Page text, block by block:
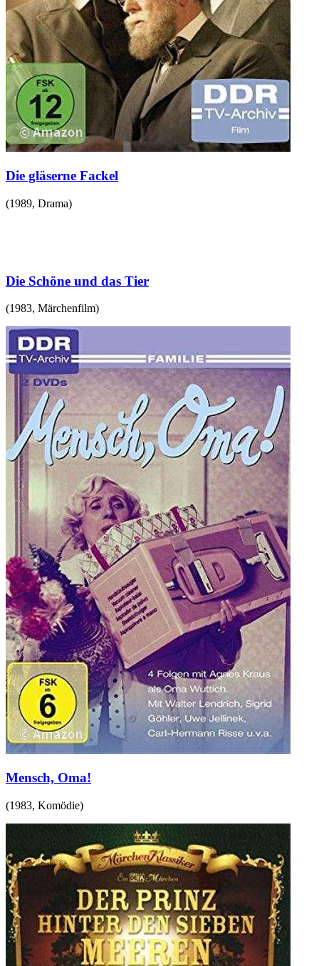
Die gläserne Fackel
(1989, Drama)
Die Schöne und das Tier
(1983, Märchenfilm)
Mensch, Oma!
(1983, Komödie)